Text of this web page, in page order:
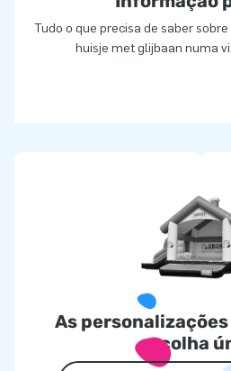
Tudo o que precisa de saber
huisje met glijbaan numa
As
escolha